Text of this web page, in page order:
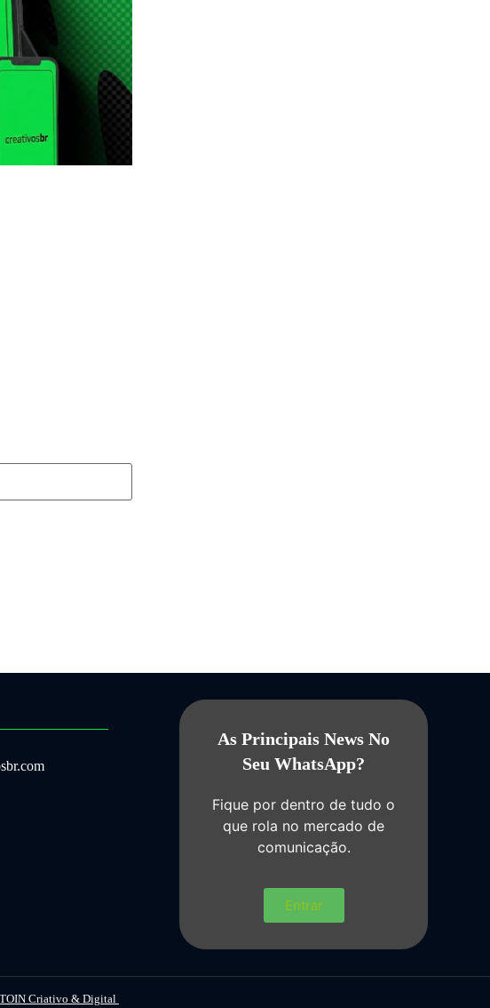
As Principais News No
Seu WhatsApp?
Fique por dentro de tudo o
que rola no mercado de
comunicação.
Entrar
TOIN Criativo & Digital